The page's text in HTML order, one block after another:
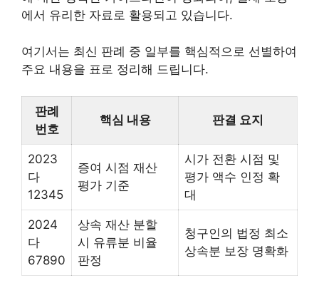
에서 유리한 자료로 활용되고 있습니다.
여기서는 최신 판례 중 일부를 핵심적으로 선별하여
주요 내용을 표로 정리해 드립니다.
판례
번호
핵심 내용 판결 요지
2023
다
12345
증여 시점 재산
평가 기준
시가 전환 시점 및
평가 액수 인정 확
대
2024
다
67890
상속 재산 분할
시 유류분 비율
판정
청구인의 법정 최소
상속분 보장 명확화